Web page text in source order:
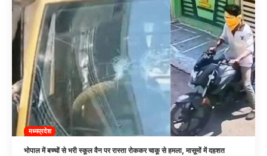
मध्यप्रदेश
भोपाल में बच्चों से भरी स्कूल वैन पर रास्ता रोककर चाकू से हमला, मासूमों में दहशत